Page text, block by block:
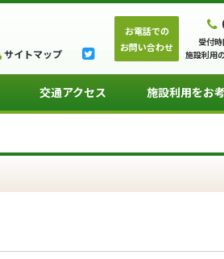
サイトマップ
お電話での
お問い合わせ
受付
施設利用
交通アクセス 施設利用をお